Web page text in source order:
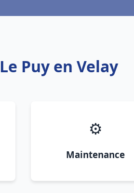
Puy en Velay
⚙️
Maintenance